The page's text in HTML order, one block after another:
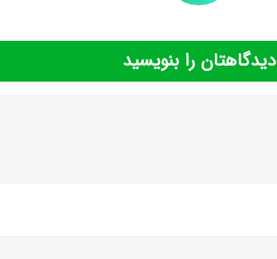
دیدگاهتان را بنویسید